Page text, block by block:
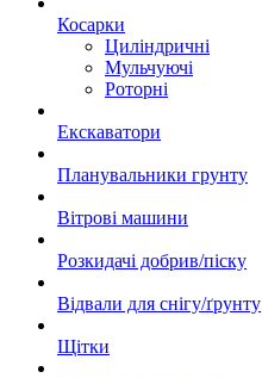
Косарки
Циліндричні
Мульчуючі
Роторні
Екскаватори
Планувальники грунту
Вітрові машини
Розкидачі добрив/піску
Відвали для снігу/ґрунту
Щітки